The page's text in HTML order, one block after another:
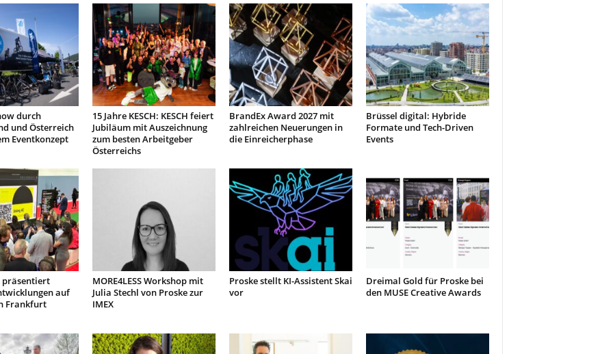
durch
und Österreich
Eventkonzept
15 Jahre KESCH: KESCH feiert
Jubiläum mit Auszeichnung
zum besten Arbeitgeber
Österreichs
BrandEx Award 2027 mit
zahlreichen Neuerungen in
die Einreicherphase
Brüssel digital: Hybride
Formate und Tech-Driven
Events
präsentiert
auf
Frankfurt
MORE4LESS Workshop mit
Julia Stechl von Proske zur
IMEX
Proske stellt KI-Assistent Skai
vor
Dreimal Gold für Proske bei
den MUSE Creative Awards